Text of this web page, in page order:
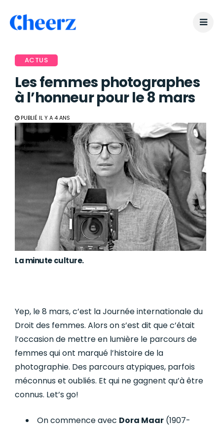
ACTUS
Les femmes photographes
à l’honneur pour le 8 mars
PUBLIÉ IL Y A 4 ANS
La minute culture.
Yep, le 8 mars, c’est la Journée internationale du
Droit des femmes. Alors on s’est dit que c’était
l’occasion de mettre en lumière le parcours de
femmes qui ont marqué l’histoire de la
photographie. Des parcours atypiques, parfois
méconnus et oubliés. Et qui ne gagnent qu’à être
connus. Let’s go!
On commence avec Dora Maar (1907-